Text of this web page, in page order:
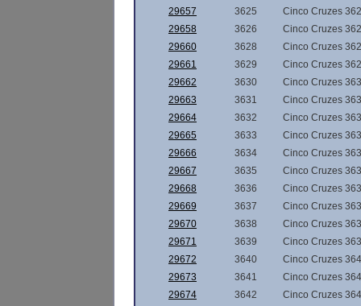
29657
3625
Cinco Cruzes
29658
3626
Cinco Cruzes
29660
3628
Cinco Cruzes
29661
3629
Cinco Cruzes
29662
3630
Cinco Cruzes
29663
3631
Cinco Cruzes
29664
3632
Cinco Cruzes
29665
3633
Cinco Cruzes
29666
3634
Cinco Cruzes
29667
3635
Cinco Cruzes
29668
3636
Cinco Cruzes
29669
3637
Cinco Cruzes
29670
3638
Cinco Cruzes
29671
3639
Cinco Cruzes
29672
3640
Cinco Cruzes
29673
3641
Cinco Cruzes
29674
3642
Cinco Cruzes